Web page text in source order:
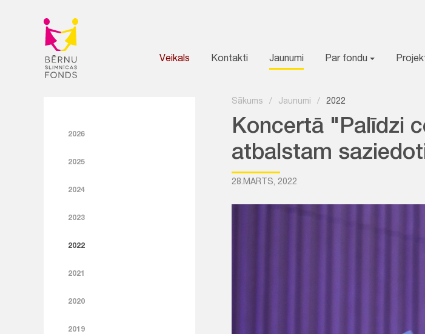
Veikals Kontakti Jaunumi Par fondu
2026
2025
2024
2023
2022
2021
2020
2019
Sākums / Jaunumi / 2022
Koncertā "Palīdzi
atbalstam
28.MARTS, 2022